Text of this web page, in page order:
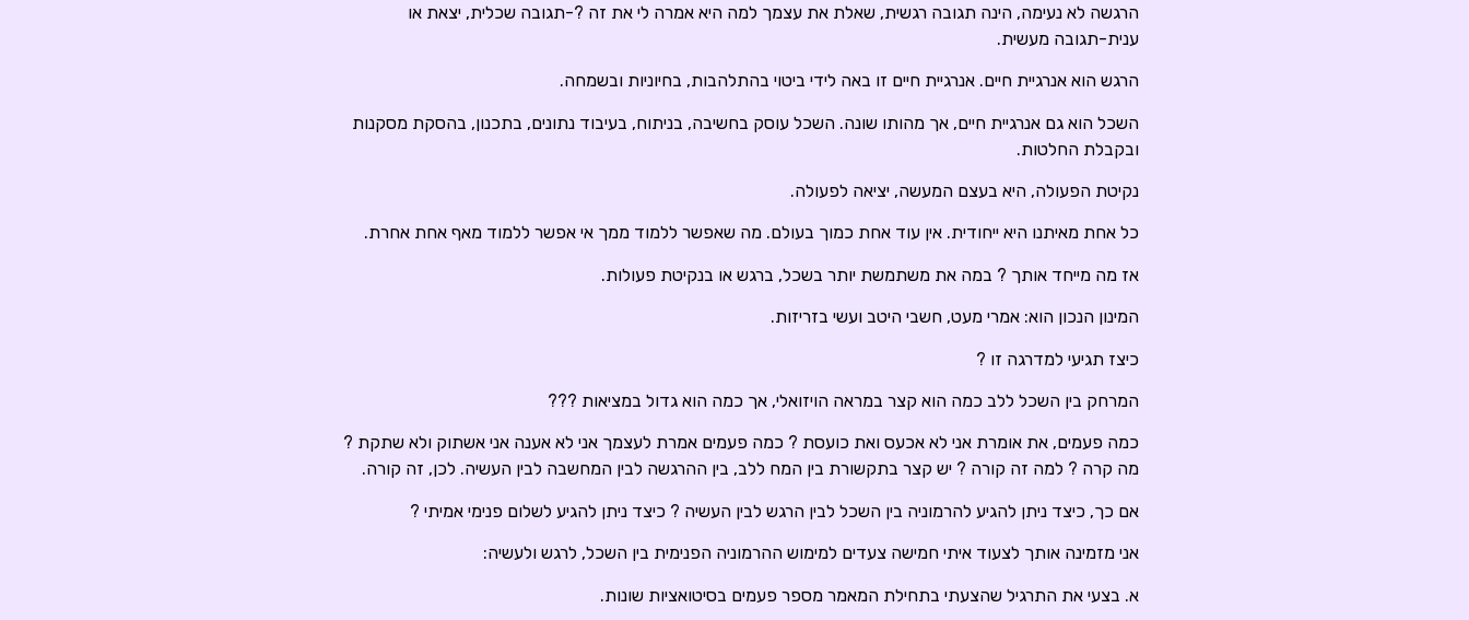
הרגשה לא נעימה, הינה תגובה רגשית, שאלת את עצמך למה היא אמרה לי את זה ?-תגובה שכלית, יצאת או
ענית-תגובה מעשית.
הרגש הוא אנרגיית חיים. אנרגיית חיים זו באה לידי ביטוי בהתלהבות, בחיוניות ובשמחה.
השכל הוא גם אנרגיית חיים, אך מהותו שונה. השכל עוסק בחשיבה, בניתוח, בעיבוד נתונים, בתכנון, בהסקת מסקנות
ובקבלת החלטות.
נקיטת הפעולה, היא בעצם המעשה, יציאה לפעולה.
כל אחת מאיתנו היא ייחודית. אין עוד אחת כמוך בעולם. מה שאפשר ללמוד ממך אי אפשר ללמוד מאף אחת אחרת.
אז מה מייחד אותך ? במה את משתמשת יותר בשכל, ברגש או בנקיטת פעולות.
המינון הנכון הוא: אמרי מעט, חשבי היטב ועשי בזריזות.
כיצז תגיעי למדרגה זו ?
המרחק בין השכל ללב כמה הוא קצר במראה הויזואלי, אך כמה הוא גדול במציאות ???
כמה פעמים, את אומרת אני לא אכעס ואת כועסת ? כמה פעמים אמרת לעצמך אני לא אענה אני אשתוק ולא שתקת ?
מה קרה ? למה זה קורה ? יש קצר בתקשורת בין המח ללב, בין ההרגשה לבין המחשבה לבין העשיה. לכן, זה קורה.
אם כך, כיצד ניתן להגיע להרמוניה בין השכל לבין הרגש לבין העשיה ? כיצד ניתן להגיע לשלום פנימי אמיתי ?
אני מזמינה אותך לצעוד איתי חמישה צעדים למימוש ההרמוניה הפנימית בין השכל, לרגש ולעשיה:
א. בצעי את התרגיל שהצעתי בתחילת המאמר מספר פעמים בסיטואציות שונות.